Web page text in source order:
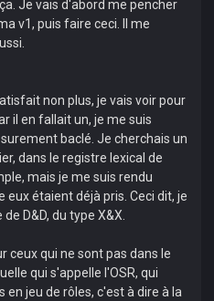
Je vais d'abord me pencher
v1, puis faire ceci. Il me
non plus, je vais voir pour
il en fallait un, je me suis
baclé. Je cherchais un
dans le registre lexical de
mais je me suis rendu
étaient déjà pris. Ceci dit, je
D&D, du type X&X.
ceux qui ne sont pas dans le
qui s'appelle l'OSR, qui
en jeu de rôles, c'est à dire à la